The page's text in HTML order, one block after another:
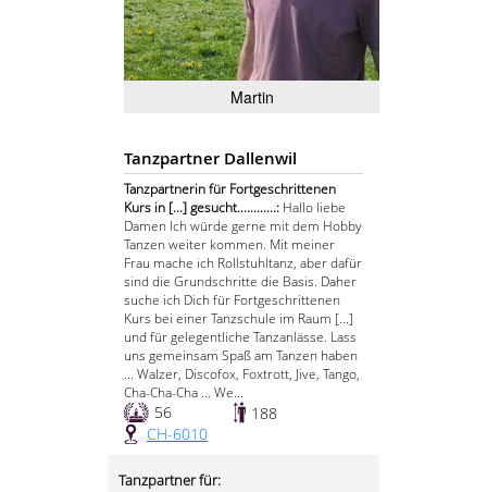
Martin
Tanzpartner Dallenwil
Tanzpartnerin für Fortgeschrittenen
Kurs in [...] gesucht............: Hallo liebe
Damen Ich würde gerne mit dem Hobby
Tanzen weiter kommen. Mit meiner
Frau mache ich Rollstuhltanz, aber dafür
sind die Grundschritte die Basis. Daher
suche ich Dich für Fortgeschrittenen
Kurs bei einer Tanzschule im Raum [...]
und für gelegentliche Tanzanlässe. Lass
uns gemeinsam Spaß am Tanzen haben
... Walzer, Discofox, Foxtrott, Jive, Tango,
Cha-Cha-Cha ... We...
56
188
CH-6010
Tanzpartner für: